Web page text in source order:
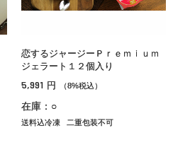
恋するジャージーＰｒｅｍｉｕｍ
ジェラート１２個入り
5,991 円 （8%税込）
在庫：○
送料込冷凍 二重包装不可